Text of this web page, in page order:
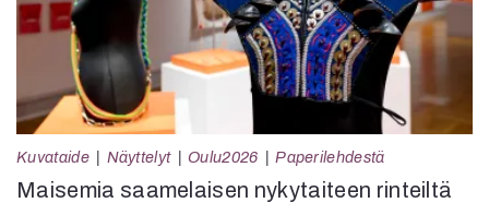
Kuvataide Näyttelyt Oulu2026 Paperilehdestä
Maisemia saamelaisen nykytaiteen rinteiltä